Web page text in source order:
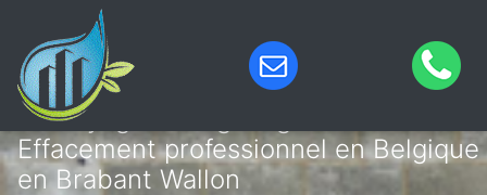
Nettoyage de tags & graffitis –
Effacement professionnel en Belgique
en Brabant Wallon